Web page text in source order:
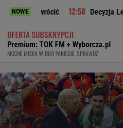
NOWE Decyzja Lewej
OFERTA SUBSKRYPCJI
Premium: TOK FM + Wyborcza.pl
MOCNE MEDIA W DUO PAKIECIE. SPRAWDŹ